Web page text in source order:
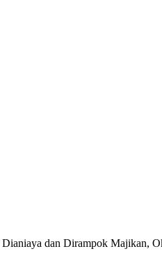
dan Dirampok Majikan,